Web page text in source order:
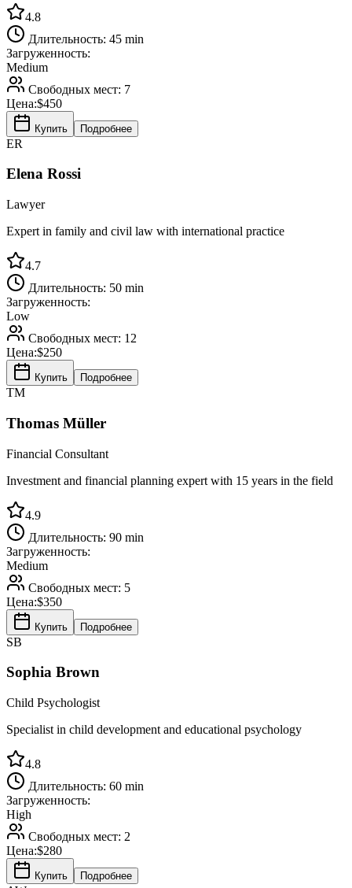
4.8
Длительность: 45 min
Загруженность:
Medium
Свободных мест: 7
Цена:$450
Купить Подробнее
ER
Elena Rossi
Lawyer
Expert in family and civil law with international practice
4.7
Длительность: 50 min
Загруженность:
Low
Свободных мест: 12
Цена:$250
Купить Подробнее
TM
Thomas Müller
Financial Consultant
Investment and financial planning expert with 15 years in the field
4.9
Длительность: 90 min
Загруженность:
Medium
Свободных мест: 5
Цена:$350
Купить Подробнее
SB
Sophia Brown
Child Psychologist
Specialist in child development and educational psychology
4.8
Длительность: 60 min
Загруженность:
High
Свободных мест: 2
Цена:$280
Купить Подробнее